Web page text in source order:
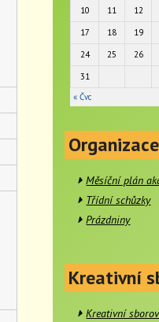
10
11 12
17
18 19
24
25 26
31
« Čvc
Měsíční plán
Třídní schůzky
Prázdniny
Kreativní
Kreativní